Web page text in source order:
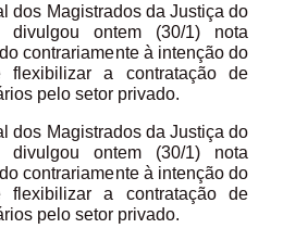
dos Magistrados da Justiça do
divulgou ontem (30/1) nota
contrariamente à intenção do
flexibilizar a contratação de
pelo setor privado.
dos Magistrados da Justiça do
divulgou ontem (30/1) nota
contrariamente à intenção do
flexibilizar a contratação de
pelo setor privado.